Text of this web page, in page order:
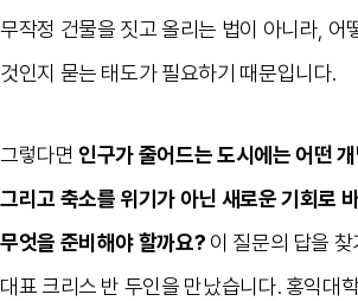
무작정 건물을 짓고 올리는 법이 아니라, 어
것인지 묻는 태도가 필요하기 때문입니다.
그렇다면인구가 줄어드는 도시에는 어떤
그리고 축소를 위기가 아닌 새로운 기회로
무엇을 준비해야 할까요? 이 질문의 답을
대표 크리스 반 두인을 만났습니다. 홍익대